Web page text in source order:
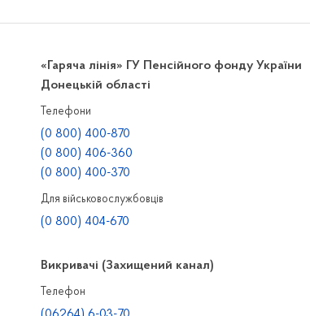
«Гаряча лінія» ГУ Пенсійного фонду
Донецькій області
Телефони
(0 800) 400-870
(0 800) 406-360
(0 800) 400-370
Для військовослужбовців
(0 800) 404-670
Викривачі (Захищений канал)
Телефон